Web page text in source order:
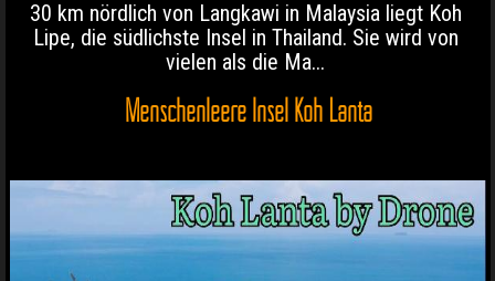
30 km nördlich von Langkawi in Malaysia liegt Koh
Lipe, die südlichste Insel in Thailand. Sie wird von
vielen als die Ma...
Menschenleere Insel Koh Lanta